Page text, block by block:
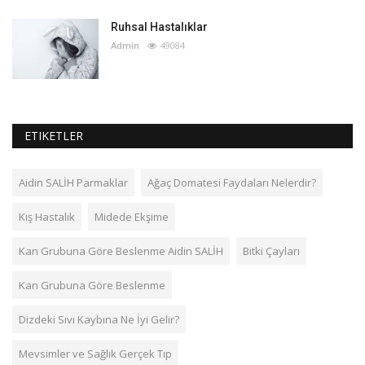
Ruhsal Hastalıklar
Admin 49084
ETIKETLER
Aidin SALİH Parmaklar Ağaç Domatesi Faydaları Nelerdir?
Kış Hastalık Midede Ekşime
Kan Grubuna Göre Beslenme Aidin SALİH Bitki Çayları
Kan Grubuna Göre Beslenme
Dizdeki Sıvı Kaybına Ne İyi Gelir?
Mevsimler ve Sağlık Gerçek Tıp